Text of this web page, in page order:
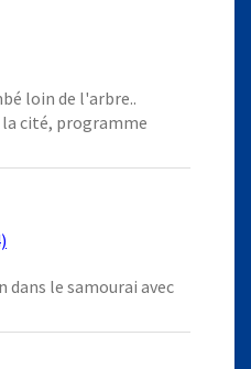
loin de l'arbre..
cité, programme
le samourai avec